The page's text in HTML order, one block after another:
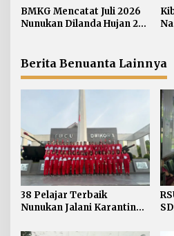
o
s
di HUT RI ke-81
BMKG Mencatat Juli 2026
Nunukan Dilanda Hujan 23
Berita Benuanta Lainnya
38 Pelajar Terbaik
Nunukan Jalani Karantina,
di HUT RI ke-81